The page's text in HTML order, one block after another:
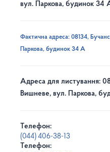
вул. Паркова, будинок 34
Фактична адреса: 08134,
Паркова, будинок 34 А
Адреса для листування:
Вишневе, вул. Паркова,
Телефон:
(044) 406-38-13
Телефон: